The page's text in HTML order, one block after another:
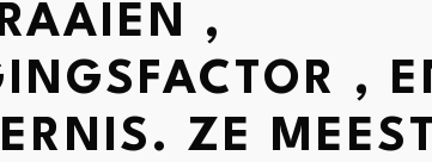
,
,
ZE